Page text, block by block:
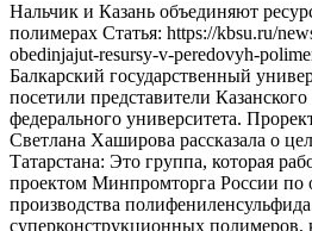
Нальчик и Казань объединяют
полимерах Статья: https://kbsu.ru/
obedinjajut-resursy-v-peredovyh-
Балкарский государственный
посетили представители
федерального университета.
Светлана Хаширова рассказала о
Татарстана: Это группа, которая
проектом Минпромторга России по
производства
суперконструкционных полимеров,